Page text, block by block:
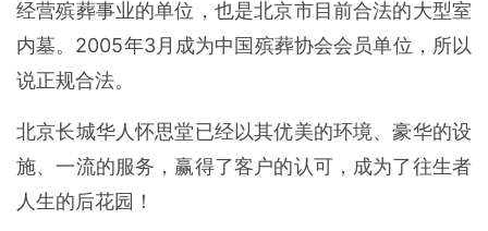
经营殡葬事业的单位，也是北京市目前合法的大型室
内墓。2005年3月成为中国殡葬协会会员单位，所以
说正规合法。
北京长城华人怀思堂已经以其优美的环境、豪华的设
施、一流的服务，赢得了客户的认可，成为了往生者
人生的后花园！